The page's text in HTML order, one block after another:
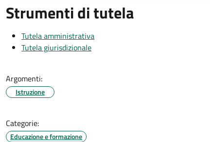
Strumenti di tutela
Tutela amministrativa
Tutela giurisdizionale
Argomenti:
Istruzione
Categorie:
Educazione e formazione